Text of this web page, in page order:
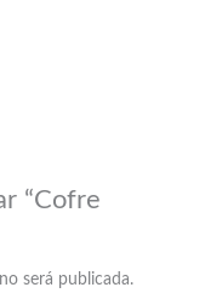
“Cofre
será publicada.